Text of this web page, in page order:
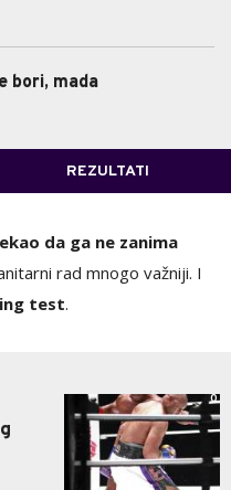
(0)
bori, mada
REZULTATI
da ga ne zanima
rad mnogo važniji. I
test.
0